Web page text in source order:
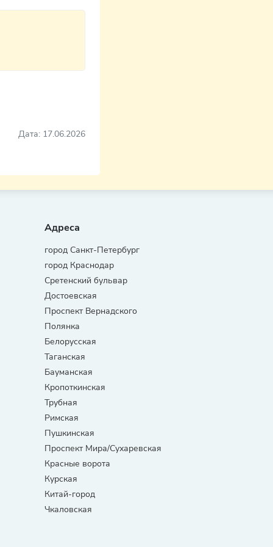
Дата: 17.06.2026
Адреса
город Санкт-Петербург
город Краснодар
Сретенский бульвар
Достоевская
Проспект Вернадского
Полянка
Белорусская
Таганская
Бауманская
Кропоткинская
Трубная
Римская
Пушкинская
Проспект Мира/Сухаревская
Красные ворота
Курская
Китай-город
Чкаловская